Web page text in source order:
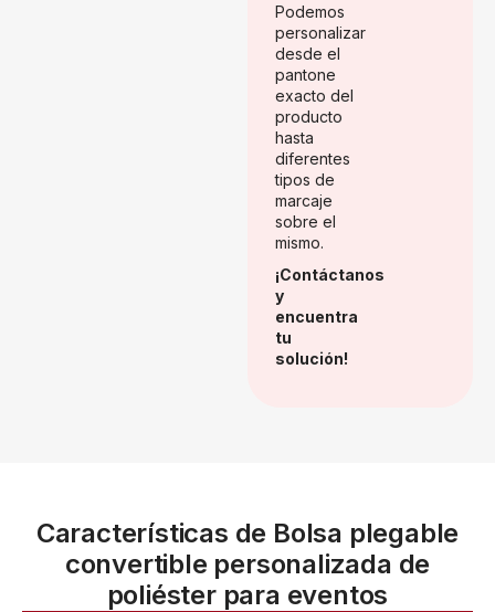
Podemos
personalizar
desde el
pantone
exacto del
producto
hasta
diferentes
tipos de
marcaje
sobre el
mismo.
¡Contáctanos
y
encuentra
tu
solución!
Características de Bolsa plegable
convertible personalizada de
poliéster para eventos